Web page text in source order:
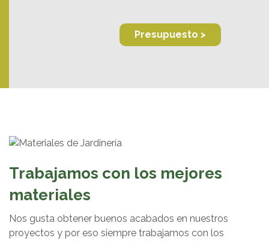
Presupuesto >
Trabajamos con los mejores
materiales
Nos gusta obtener buenos acabados en nuestros
proyectos y por eso siempre trabajamos con los